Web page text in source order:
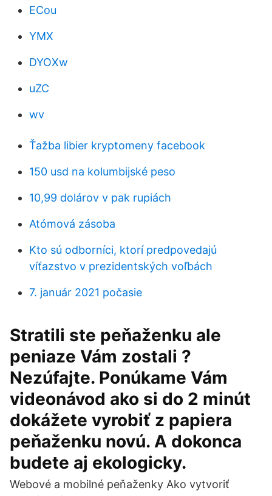
ECou
YMX
DYOXw
uZC
wv
Ťažba libier kryptomeny facebook
150 usd na kolumbijské peso
10,99 dolárov v pak rupiách
Atómová zásoba
Kto sú odborníci, ktorí predpovedajú
víťazstvo v prezidentských voľbách
7. január 2021 počasie
Stratili ste peňaženku ale
peniaze Vám zostali ?
Nezúfajte. Ponúkame Vám
videonávod ako si do 2 minút
dokážete vyrobiť z papiera
peňaženku novú. A dokonca
budete aj ekologicky.
Webové a mobilné peňaženky Ako vytvoriť